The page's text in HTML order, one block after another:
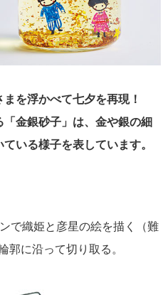
まを浮かべて七夕を再現！
「金銀砂子」は、金や銀の細
いる様子を表しています。
で織姫と彦星の絵を描く（難
郭に沿って切り取る。